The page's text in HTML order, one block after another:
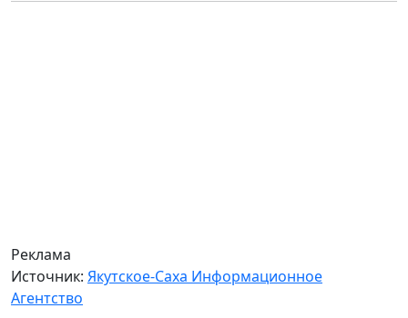
Реклама
Источник: Якутское-Саха Информационное
Агентство